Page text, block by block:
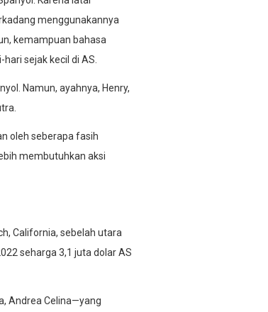
menggunakannya
kemampuan bahasa
sejak kecil di AS.
Namun, ayahnya, Henry,
oleh seberapa fasih
membutuhkan aksi
California, sebelah utara
seharga 3,1 juta dolar AS
Andrea Celina—yang